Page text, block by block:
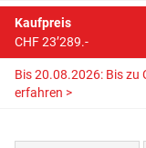
Kaufpreis
CHF 23’289.-
Bis 20.08.2026: Bis
erfahren >